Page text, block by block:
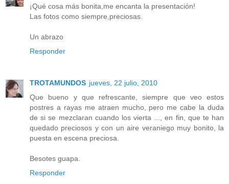
¡Qué cosa más bonita,me encanta la presentación!
Las fotos como siempre,preciosas.
Un abrazo
Responder
TROTAMUNDOS jueves, 22 julio, 2010
Que bueno y que refrescante, siempre que veo estos
postres a rayas me atraen mucho, pero me cabe la duda
de si se mezclaran cuando los vierta ..., en fin, que te han
quedado preciosos y con un aire veraniego muy bonito, la
puesta en escena preciosa.
Besotes guapa.
Responder